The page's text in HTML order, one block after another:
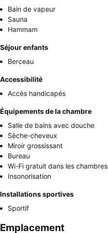
Bain de vapeur
Sauna
Hammam
Séjour enfants
Berceau
Accessibilité
Accès handicapés
Équipements de la chambre
Salle de bains avec douche
Sèche-cheveux
Miroir grossissant
Bureau
Wi-Fi gratuit dans les chambres
Insonorisation
Installations sportives
Sportif
Emplacement